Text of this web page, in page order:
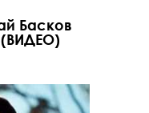
Басков